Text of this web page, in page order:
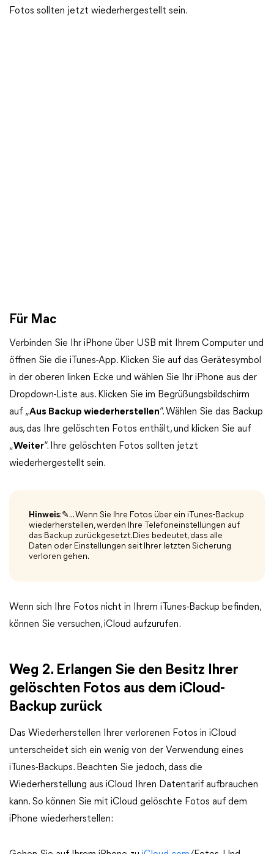
Fotos sollten jetzt wiederhergestellt sein.
Für Mac
Verbinden Sie Ihr iPhone über USB mit Ihrem Computer und
öffnen Sie die iTunes-App. Klicken Sie auf das Gerätesymbol
in der oberen linken Ecke und wählen Sie Ihr iPhone aus der
Dropdown-Liste aus. Klicken Sie im Begrüßungsbildschirm
auf „Aus Backup wiederherstellen“. Wählen Sie das Backup
aus, das Ihre gelöschten Fotos enthält, und klicken Sie auf
„Weiter“. Ihre gelöschten Fotos sollten jetzt
wiederhergestellt sein.
Hinweis:✎... Wenn Sie Ihre Fotos über ein iTunes-Backup
wiederherstellen, werden Ihre Telefoneinstellungen auf
das Backup zurückgesetzt. Dies bedeutet, dass alle
Daten oder Einstellungen seit Ihrer letzten Sicherung
verloren gehen.
Wenn sich Ihre Fotos nicht in Ihrem iTunes-Backup befinden,
können Sie versuchen, iCloud aufzurufen.
Weg 2. Erlangen Sie den Besitz Ihrer
gelöschten Fotos aus dem iCloud-
Backup zurück
Das Wiederherstellen Ihrer verlorenen Fotos in iCloud
unterscheidet sich ein wenig von der Verwendung eines
iTunes-Backups. Beachten Sie jedoch, dass die
Wiederherstellung aus iCloud Ihren Datentarif aufbrauchen
kann. So können Sie mit iCloud gelöschte Fotos auf dem
iPhone wiederherstellen: